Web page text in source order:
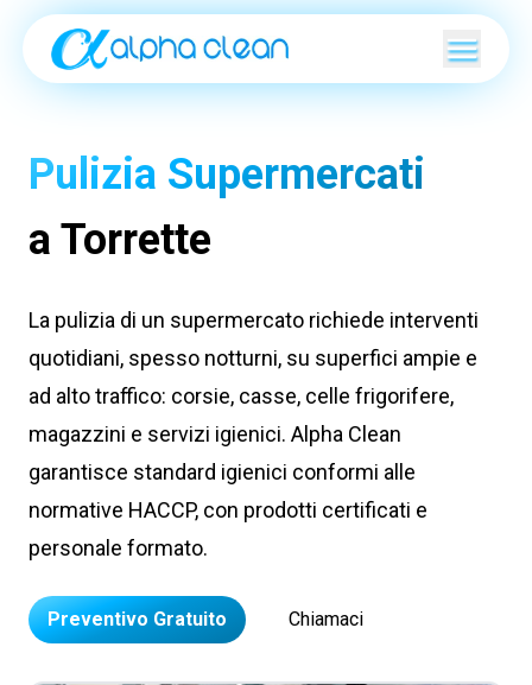
Pulizia Supermercati
a Torrette
La pulizia di un supermercato richiede interventi
quotidiani, spesso notturni, su superfici ampie e
ad alto traffico: corsie, casse, celle frigorifere,
magazzini e servizi igienici. Alpha Clean
garantisce standard igienici conformi alle
normative HACCP, con prodotti certificati e
personale formato.
Preventivo Gratuito Chiamaci